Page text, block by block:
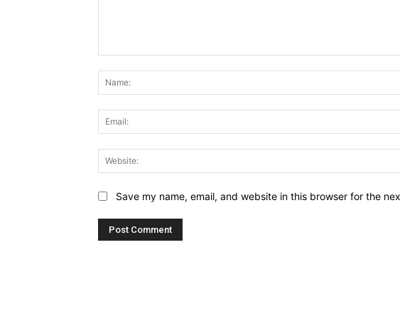
Save my name, email, and website in this browser for the